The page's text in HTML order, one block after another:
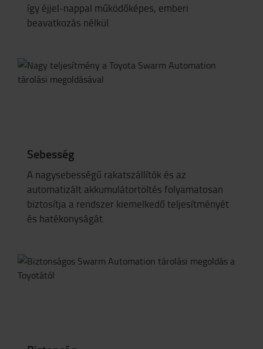
így éjjel-nappal működőképes, emberi
beavatkozás nélkül.
Sebesség
A nagysebességű rakatszállítók és az
automatizált akkumulátortöltés folyamatosan
biztosítja a rendszer kiemelkedő teljesítményét
és hatékonyságát.